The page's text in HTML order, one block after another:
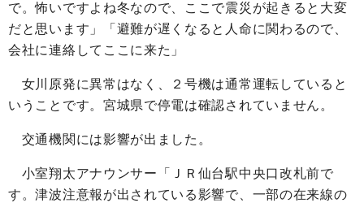
で。怖いですよね冬なので、ここで震災が起きると大変
だと思います」「避難が遅くなると人命に関わるので、
会社に連絡してここに来た」
女川原発に異常はなく、２号機は通常運転していると
いうことです。宮城県で停電は確認されていません。
交通機関には影響が出ました。
小室翔太アナウンサー「ＪＲ仙台駅中央口改札前で
す。津波注意報が出されている影響で、一部の在来線の